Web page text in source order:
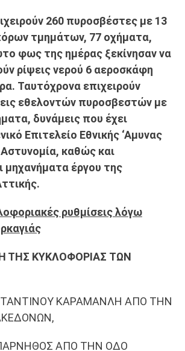
260 πυροσβέστες με 13
τμημάτων, 77 οχήματα,
φως της ημέρας ξεκίνησαν να
ρίψεις νερού 6 αεροσκάφη
Ταυτόχρονα επιχειρούν
εθελοντών πυροσβεστών με
δυνάμεις που έχει
Επιτελείο Εθνικής ‘Αμυνας
Αστυνομία, καθώς και
μηχανήματα έργου της
ρυθμίσεις λόγω
THΣ KYKΛOΦOPIAΣ TΩN
KAPAMANΛH AΠO THN
AΠO THN OΔO